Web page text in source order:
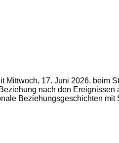
Mittwoch, 17. Juni 2026, beim
nach den Ereignissen
Beziehungsgeschichten mit